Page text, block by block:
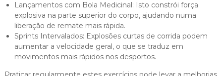
Lançamentos com Bola Medicinal: Isto constrói força
explosiva na parte superior do corpo, ajudando numa
liberação de remate mais rápida.
Sprints Intervalados: Explosões curtas de corrida podem
aumentar a velocidade geral, o que se traduz em
movimentos mais rápidos nos desportos.